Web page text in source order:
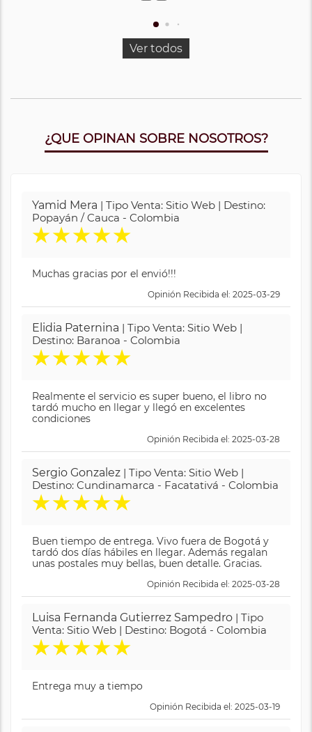
Ver todos
¿QUE OPINAN SOBRE NOSOTROS?
Yamid Mera | Tipo Venta: Sitio Web | Destino:
Popayán / Cauca - Colombia
★★★★★
Muchas gracias por el envió!!!
Opinión Recibida el: 2025-03-29
Elidia Paternina | Tipo Venta: Sitio Web |
Destino: Baranoa - Colombia
★★★★★
Realmente el servicio es super bueno, el libro no
tardó mucho en llegar y llegó en excelentes
condiciones
Opinión Recibida el: 2025-03-28
Sergio Gonzalez | Tipo Venta: Sitio Web |
Destino: Cundinamarca - Facatativá - Colombia
★★★★★
Buen tiempo de entrega. Vivo fuera de Bogotá y
tardó dos días hábiles en llegar. Además regalan
unas postales muy bellas, buen detalle. Gracias.
Opinión Recibida el: 2025-03-28
Luisa Fernanda Gutierrez Sampedro | Tipo
Venta: Sitio Web | Destino: Bogotá - Colombia
★★★★★
Entrega muy a tiempo
Opinión Recibida el: 2025-03-19